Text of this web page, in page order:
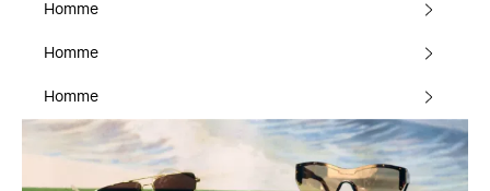
Homme
Homme
Homme